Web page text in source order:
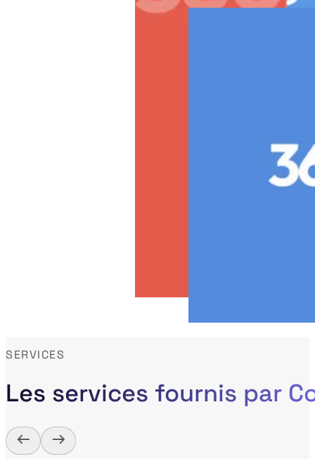
Les services fournis par
SERVICES